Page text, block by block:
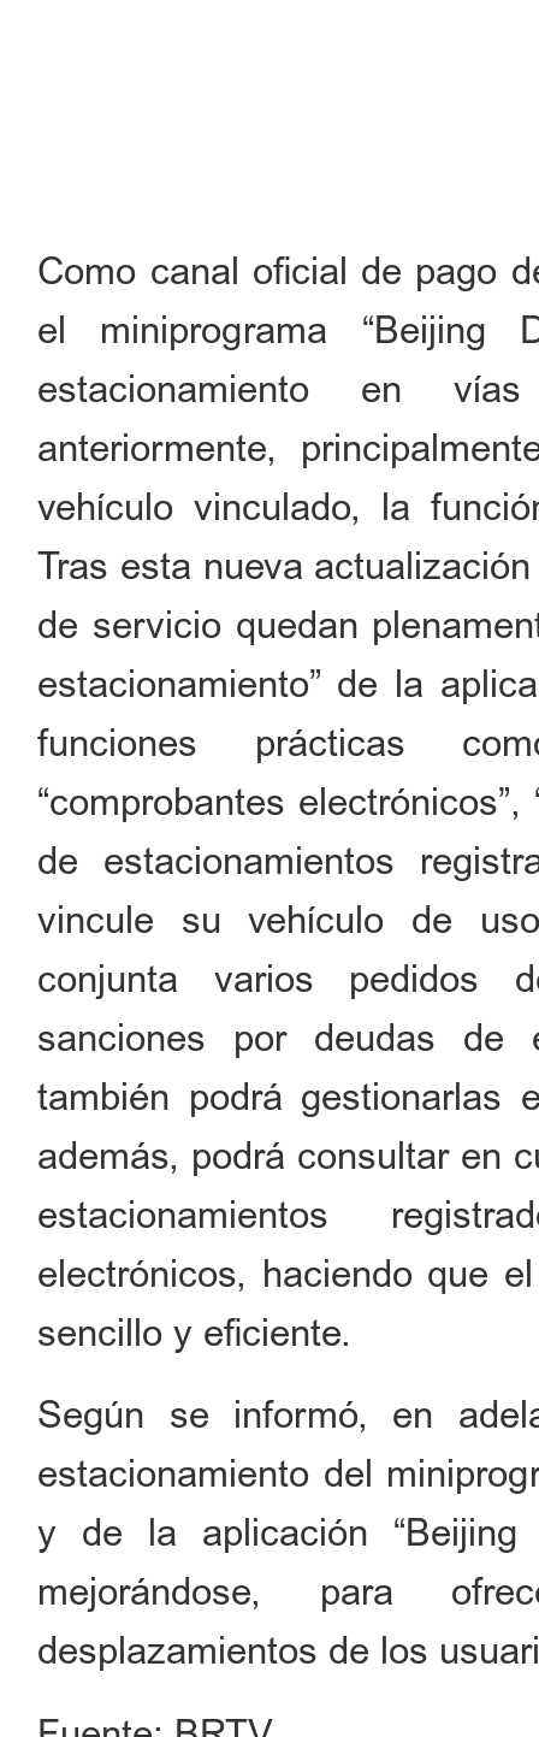
Como canal oficial de pago
el miniprograma “Beijing
estacionamiento en
anteriormente,
vehículo vinculado, la
Tras esta nueva
de servicio quedan
estacionamiento” de la
funciones prácticas
“comprobantes
de estacionamientos
vincule su vehículo de
conjunta varios pedidos
sanciones por deudas de
también podrá gestionarlas
además, podrá consultar en
estacionamientos
electrónicos, haciendo que
sencillo y eficiente.
Según se informó, en
estacionamiento del
y de la aplicación “Beijing
mejorándose, para
desplazamientos de los